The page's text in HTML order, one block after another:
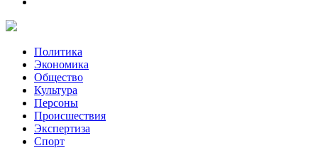
Политика
Экономика
Общество
Культура
Персоны
Происшествия
Экспертиза
Спорт